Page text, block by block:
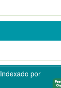
Indexado por